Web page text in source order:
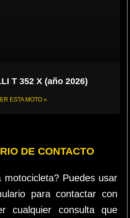
T 352 X (año 2026)
ESTA MOTO »
DE CONTACTO
motocicleta? Puedes usar
para contactar con
cualquier consulta que